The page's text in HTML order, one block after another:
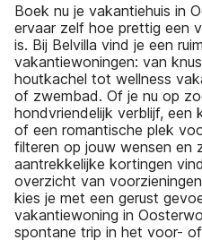
Boek nu je vakantiehuis in
ervaar zelf hoe prettig een
is. Bij Belvilla vind je een
vakantiewoningen: van
houtkachel tot wellness
of zwembad. Of je nu op
hondvriendelijk verblijf, een
of een romantische plek
filteren op jouw wensen en
aantrekkelijke kortingen
overzicht van
kies je met een gerust
vakantiewoning in
spontane trip in het voor-